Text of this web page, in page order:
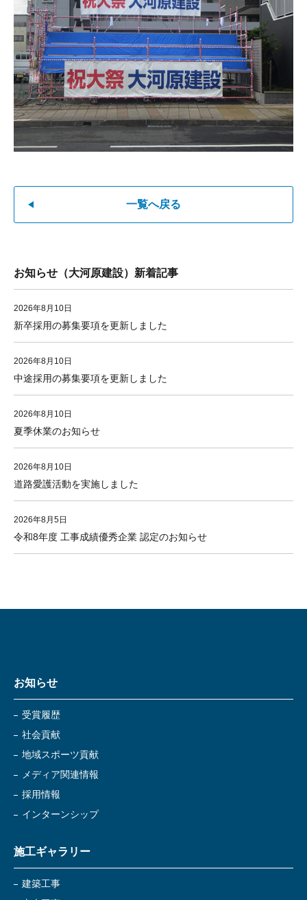
一覧へ戻る
お知らせ（大河原建設）新着記事
2026年8月10日
新卒採用の募集要項を更新しました
2026年8月10日
中途採用の募集要項を更新しました
2026年8月10日
夏季休業のお知らせ
2026年8月10日
道路愛護活動を実施しました
2026年8月5日
令和8年度 工事成績優秀企業 認定のお知らせ
お知らせ
受賞履歴
社会貢献
地域スポーツ貢献
メディア関連情報
採用情報
インターンシップ
施工ギャラリー
建築工事